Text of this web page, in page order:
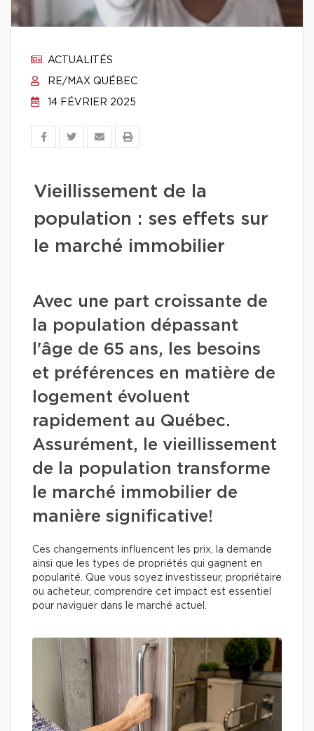
ACTUALITÉS
RE/MAX QUÉBEC
14 FÉVRIER 2025
Vieillissement de la
population : ses effets sur
le marché immobilier
Avec une part croissante de
la population dépassant
l'âge de 65 ans, les besoins
et préférences en matière de
logement évoluent
rapidement au Québec.
Assurément, le vieillissement
de la population transforme
le marché immobilier de
manière significative!
Ces changements influencent les prix, la demande
ainsi que les types de propriétés qui gagnent en
popularité. Que vous soyez investisseur, propriétaire
ou acheteur, comprendre cet impact est essentiel
pour naviguer dans le marché actuel.